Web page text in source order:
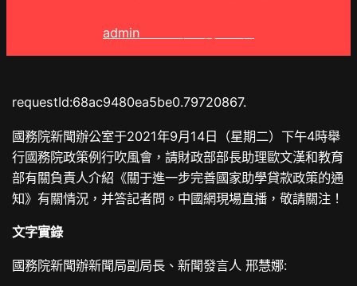
admin
requestId:68ac9480ea5be0.79720867.
國務院新聞辦公室于2021年9月14日（星期二）下午4時舉
行國務院政策例行吹風會，請財政部部長助理歐文漢和教育
部有關負責人介紹《關于進一步完善國家助學貸款政策的通
知》有關情況，并答記者問。中國網現場直播，敬請關注！
文字實錄
國務院新聞辦新聞局副局長、新聞發言人 邢慧娜: